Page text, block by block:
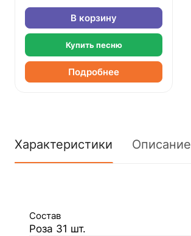
В корзину
Купить песню
Подробнее
Характеристики Описание
Состав
Роза 31 шт.